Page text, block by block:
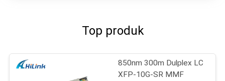
Top produk
850nm 300m Dulplex LC
XFP-10G-SR MMF